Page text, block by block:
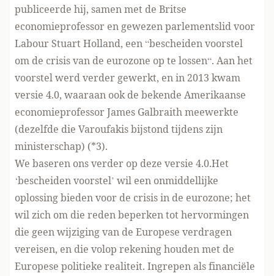
publiceerde hij, samen met de Britse
economieprofessor en gewezen parlementslid voor
Labour Stuart Holland, een “bescheiden voorstel
om de crisis van de eurozone op te lossen“. Aan het
voorstel werd verder gewerkt, en in 2013 kwam
versie 4.0, waaraan ook de bekende Amerikaanse
economieprofessor James Galbraith meewerkte
(dezelfde die Varoufakis bijstond tijdens zijn
ministerschap) (*3).
We baseren ons verder op deze versie 4.0.Het
‘bescheiden voorstel’ wil een onmiddellijke
oplossing bieden voor de crisis in de eurozone; het
wil zich om die reden beperken tot hervormingen
die geen wijziging van de Europese verdragen
vereisen, en die volop rekening houden met de
Europese politieke realiteit. Ingrepen als financiële